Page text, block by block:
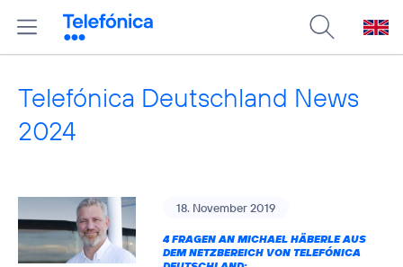
Telefónica Deutschland News
2024
18. November 2019
4 FRAGEN AN MICHAEL HÄBERLE AUS
DEM NETZBEREICH VON TELEFÓNICA